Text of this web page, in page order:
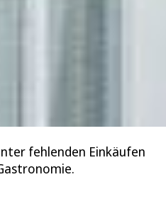
fehlenden Einkäufen